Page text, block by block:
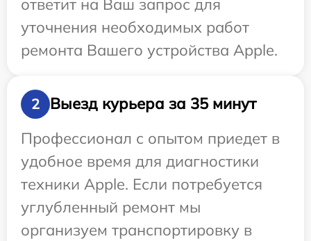
ответит на Ваш запрос для
уточнения необходимых работ
ремонта Вашего устройства Apple.
2
Выезд курьера за 35 минут
Профессионал с опытом приедет в
удобное время для диагностики
техники Apple. Если потребуется
углубленный ремонт мы
организуем транспортировку в